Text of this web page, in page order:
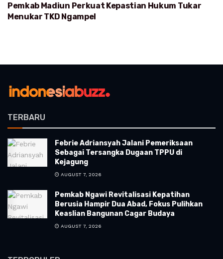
Pemkab Madiun Perkuat Kepastian Hukum Tukar
Menukar TKD Ngampel
TERBARU
Febrie Adriansyah Jalani Pemeriksaan
Sebagai Tersangka Dugaan TPPU di
Kejagung
AUGUST 7, 2026
Pemkab Ngawi Revitalisasi Kepatihan
Berusia Hampir Dua Abad, Fokus Pulihkan
Keaslian Bangunan Cagar Budaya
AUGUST 7, 2026